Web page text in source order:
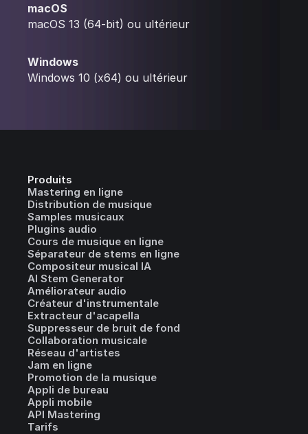
macOS
macOS 13 (64-bit) ou ultérieur
Windows
Windows 10 (x64) ou ultérieur
Produits
Mastering en ligne
Distribution de musique
Samples musicaux
Plugins audio
Cours de musique en ligne
Séparateur de stems en ligne
Compositeur musical IA
AI Stem Generator
Améliorateur audio
Créateur d'instrumentale
Extracteur d'acapella
Suppresseur de bruit de fond
Collaboration musicale
Réseau d'artistes
Jam en ligne
Promotion de la musique
Appli de bureau
Appli mobile
API Mastering
Tarifs